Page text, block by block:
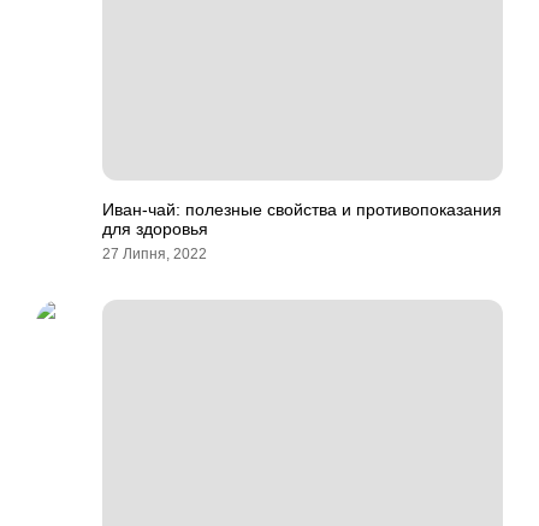
Иван-чай: полезные свойства и противопоказания
для здоровья
27 Липня, 2022